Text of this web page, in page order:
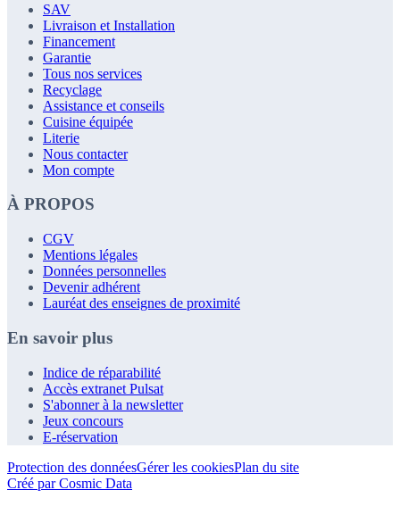
SAV
Livraison et Installation
Financement
Garantie
Tous nos services
Recyclage
Assistance et conseils
Cuisine équipée
Literie
Nous contacter
Mon compte
À PROPOS
CGV
Mentions légales
Données personnelles
Devenir adhérent
Lauréat des enseignes de proximité
En savoir plus
Indice de réparabilité
Accès extranet Pulsat
S'abonner à la newsletter
Jeux concours
E-réservation
Protection des donnéesGérer les cookiesPlan du site
Créé par Cosmic Data